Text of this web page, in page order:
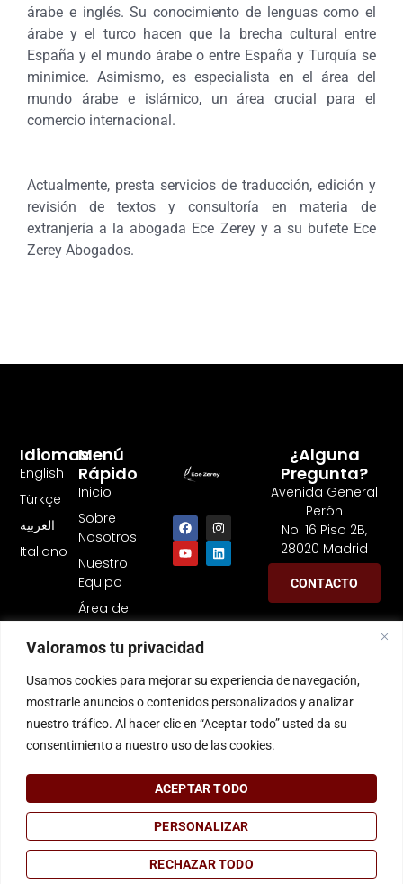
Valoramos tu privacidad
Usamos cookies para mejorar su experiencia de navegación,
mostrarle anuncios o contenidos personalizados y analizar
nuestro tráfico. Al hacer clic en “Aceptar todo” usted da su
consentimiento a nuestro uso de las cookies.
PERSONALIZAR
RECHAZAR TODO
ACEPTAR TODO
árabe e inglés. Su conocimiento de lenguas como el
árabe y el turco hacen que la brecha cultural entre
España y el mundo árabe o entre España y Turquía se
minimice. Asimismo, es especialista en el área del
mundo árabe e islámico, un área crucial para el
comercio internacional.
Actualmente, presta servicios de traducción, edición y
revisión de textos y consultoría en materia de
extranjería a la abogada Ece Zerey y a su bufete Ece
Zerey Abogados.
Menú
Rápido
Inicio
Sobre
Nosotros
Nuestro
Equipo
Área de
práctica
Idiomas
English
Türkçe
العربية
Italiano
¿Alguna
Pregunta?
Avenida General
Perón
No: 16 Piso 2B,
28020 Madrid
CONTACTO
©2024 Ece Zerey
35 FPS Izmir Reklam Ajansı